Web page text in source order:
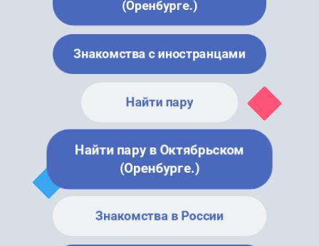
(Оренбурге.)
Знакомства с иностранцами
Найти пару
Найти пару в Октябрьском
(Оренбурге.)
Знакомства в России